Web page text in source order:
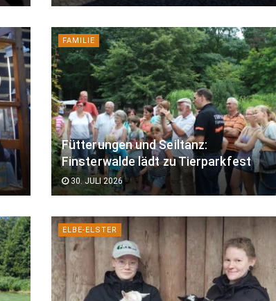
FAMILIE
Fütterungen und Seiltanz:
Finsterwalde lädt zu Tierparkfest
30. JULI 2026
ELBE-ELSTER